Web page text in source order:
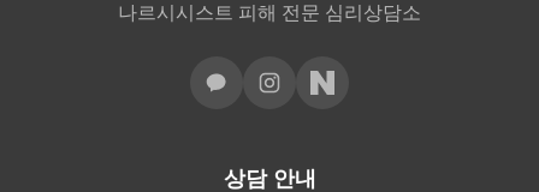
나르시시스트 피해 전문 심리상담소
상담 안내